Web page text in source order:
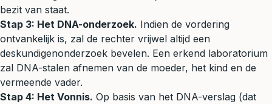
bezit van staat.
Stap 3: Het DNA-onderzoek. Indien de vordering
ontvankelijk is, zal de rechter vrijwel altijd een
deskundigenonderzoek bevelen. Een erkend laboratorium
zal DNA-stalen afnemen van de moeder, het kind en de
vermeende vader.
Stap 4: Het Vonnis. Op basis van het DNA-verslag (dat